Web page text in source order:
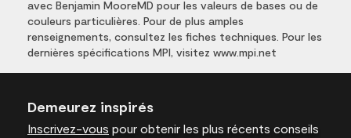
avec Benjamin MooreMD pour les valeurs de bases ou de
couleurs particulières. Pour de plus amples
renseignements, consultez les fiches techniques. Pour les
dernières spécifications MPI, visitez www.mpi.net
Demeurez inspirés
Inscrivez-vous pour obtenir les plus récents conseils